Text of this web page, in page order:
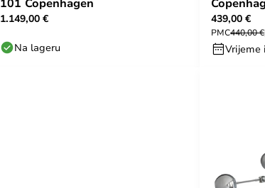
1.149,00 €
Na lageru
439,00 €
PMC440,00 €
Vrijeme